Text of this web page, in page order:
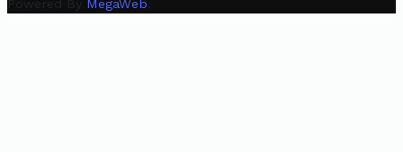
Powered By MegaWeb